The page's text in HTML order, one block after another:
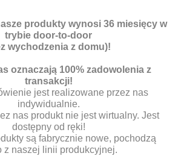
produkty wynosi 36 miesięcy w
trybie door-to-door
wychodzenia z domu)!
oznaczają 100% zadowolenia z
transakcji!
jest realizowane przez nas
indywidualnie.
nas produkt nie jest wirtualny. Jest
dostępny od ręki!
są fabrycznie nowe, pochodzą
z naszej linii produkcyjnej.